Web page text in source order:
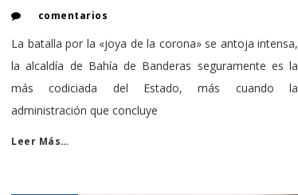
comentarios
La batalla por la «joya de la corona» se antoja intensa,
la alcaldía de Bahía de Banderas seguramente es la
más codiciada del Estado, más cuando la
administración que concluye
Leer Más…